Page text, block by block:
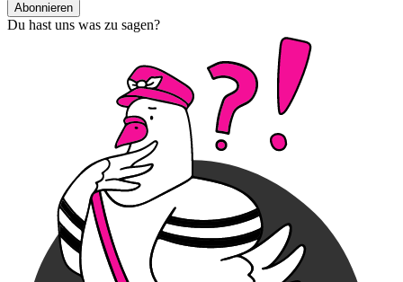
Abonnieren
Du hast uns was zu sagen?